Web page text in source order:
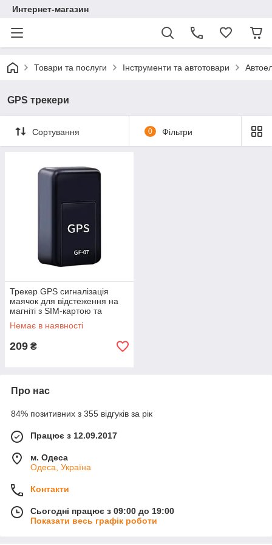
Интернет-магазин
Товари та послуги Інструменти та автотовари
GPS трекери
Сортування 0 Фільтри
Трекер GPS сигналізація
маячок для відстеження на
магніті з SIM-картою та
вбудованим мікрофоном GF-
07
Немає в наявності
209 ₴
Про нас
84% позитивних з 355 відгуків за рік
Працює з 12.09.2017
м. Одеса
Одеса, Україна
Контакти
Сьогодні працює з 09:00 до 19:00
Показати весь графік роботи